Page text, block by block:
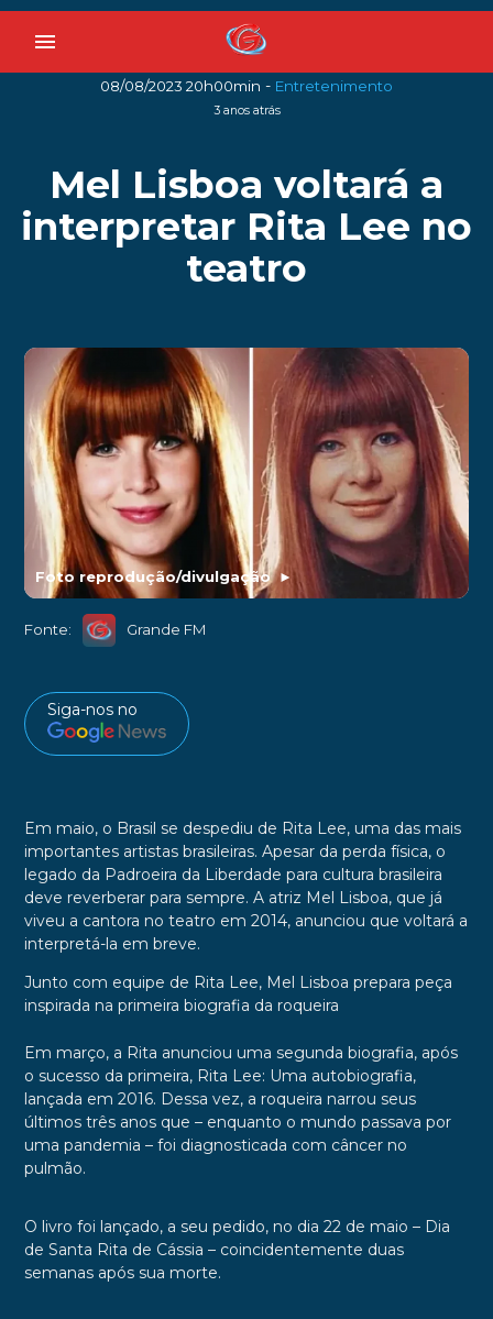
menu
08/08/2023 20h00min - Entretenimento
3 anos atrás
Mel Lisboa voltará a
interpretar Rita Lee no
teatro
Foto reprodução/divulgação►
Fonte: Grande FM
Siga-nos no
Em maio, o Brasil se despediu de Rita Lee, uma das mais
importantes artistas brasileiras. Apesar da perda física, o
legado da Padroeira da Liberdade para cultura brasileira
deve reverberar para sempre. A atriz Mel Lisboa, que já
viveu a cantora no teatro em 2014, anunciou que voltará a
interpretá-la em breve.
Junto com equipe de Rita Lee, Mel Lisboa prepara peça
inspirada na primeira biografia da roqueira
Em março, a Rita anunciou uma segunda biografia, após
o sucesso da primeira, Rita Lee: Uma autobiografia,
lançada em 2016. Dessa vez, a roqueira narrou seus
últimos três anos que – enquanto o mundo passava por
uma pandemia – foi diagnosticada com câncer no
pulmão.
O livro foi lançado, a seu pedido, no dia 22 de maio – Dia
de Santa Rita de Cássia – coincidentemente duas
semanas após sua morte.